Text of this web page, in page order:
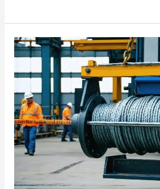
Elektrische
Seilwinden:
So
revolutionieren
sie
Mittelstandsprojekte
in
Technik
Wirtschaft